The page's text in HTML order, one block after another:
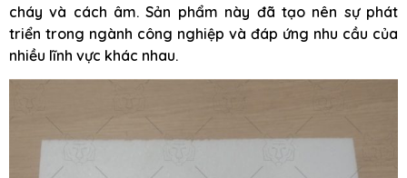
cháy và cách âm. Sản phẩm này đã tạo nên sự phát
triển trong ngành công nghiệp và đáp ứng nhu cầu của
nhiều lĩnh vực khác nhau.